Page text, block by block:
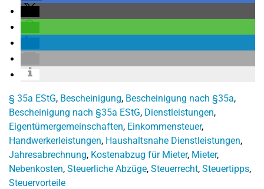
§ 35a EStG, Bescheinigung, Bescheinigung nach §35a,
Bescheinigung nach §35a EStG, Dienstleistungen,
Eigentümergemeinschaften, Einkommensteuer,
Handwerkerleistungen, Haushaltsnahe Dienstleistungen,
Jahresabrechnung, Kostenabzug für Mieter, Mieter,
Nebenkosten, Steuerliche Abzüge, Steuerrecht, Steuertipps,
Steuervorteile